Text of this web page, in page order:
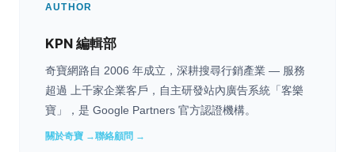
AUTHOR
KPN 編輯部
奇寶網路自 2006 年成立，深耕搜尋行銷產業 — 服務
超過 上千家企業客戶，自主研發站內廣告系統「客樂
寶」，是 Google Partners 官方認證機構。
關於奇寶 →聯絡顧問 →